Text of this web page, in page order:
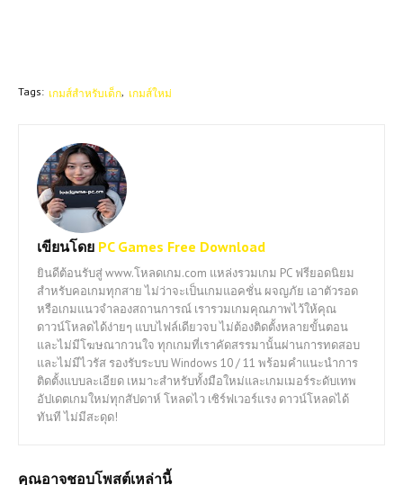
Tags: เกมส์สำหรับเด็ก เกมส์ใหม่
เขียนโดย PC Games Free Download
ยินดีต้อนรับสู่ www.โหลดเกม.com แหล่งรวมเกม PC ฟรียอดนิยม
สำหรับคอเกมทุกสาย ไม่ว่าจะเป็นเกมแอคชั่น ผจญภัย เอาตัวรอด
หรือเกมแนวจำลองสถานการณ์ เรารวมเกมคุณภาพไว้ให้คุณ
ดาวน์โหลดได้ง่ายๆ แบบไฟล์เดียวจบ ไม่ต้องติดตั้งหลายขั้นตอน
และไม่มีโฆษณากวนใจ ทุกเกมที่เราคัดสรรมานั้นผ่านการทดสอบ
และไม่มีไวรัส รองรับระบบ Windows 10 / 11 พร้อมคำแนะนำการ
ติดตั้งแบบละเอียด เหมาะสำหรับทั้งมือใหม่และเกมเมอร์ระดับเทพ
อัปเดตเกมใหม่ทุกสัปดาห์ โหลดไว เซิร์ฟเวอร์แรง ดาวน์โหลดได้
ทันที ไม่มีสะดุด!
คุณอาจชอบโพสต์เหล่านี้